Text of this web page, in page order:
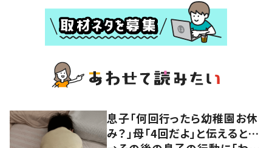
息子「何回行ったら幼稚園お休
み？」母「4回だよ」と伝えると…